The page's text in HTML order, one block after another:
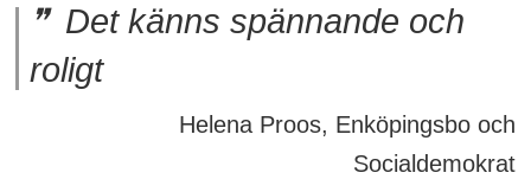
Det känns spännande och
roligt
Helena Proos, Enköpingsbo och
Socialdemokrat